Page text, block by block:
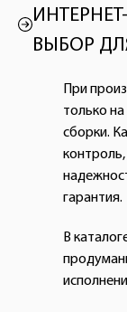
ВЫБОР
При
только на
сборки.
гарантия.
В